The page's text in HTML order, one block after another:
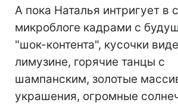
А пока Наталья интригует в
микроблоге кадрами с
"шок-контента", кусочки
лимузине, горячие танцы с
шампанским, золотые
украшения, огромные